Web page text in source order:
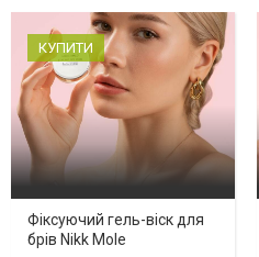
КУПИТИ
Фіксуючий гель-віск для
брів Nikk Mole